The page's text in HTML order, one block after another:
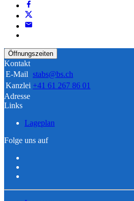
Öffnungszeiten
Kontakt
E-Mail stabs@bs.ch
Kanzlei +41 61 267 86 01
Adresse
Links
Lageplan
Folge uns auf